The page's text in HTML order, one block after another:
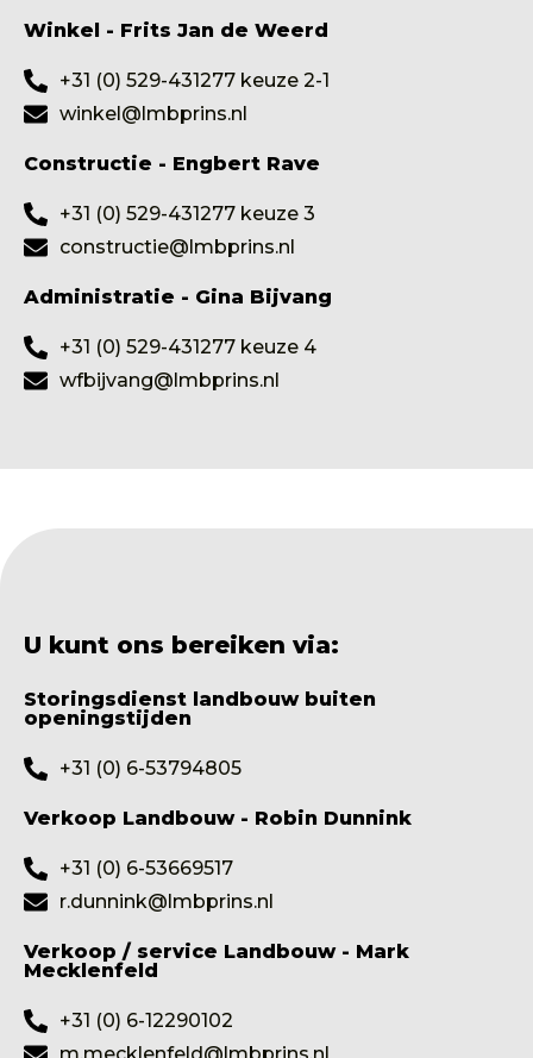
U kunt ons bereiken via:
Storingsdienst landbouw buiten
openingstijden
+31 (0) 6-53794805
Verkoop Landbouw - Robin Dunnink
+31 (0) 6-53669517
r.dunnink@lmbprins.nl
Verkoop / service Landbouw - Mark
Mecklenfeld
+31 (0) 6-12290102
Winkel - Frits Jan de Weerd
+31 (0) 529-431277 keuze 2-1
winkel@lmbprins.nl
Constructie - Engbert Rave
+31 (0) 529-431277 keuze 3
constructie@lmbprins.nl
Administratie - Gina Bijvang
+31 (0) 529-431277 keuze 4
wfbijvang@lmbprins.nl